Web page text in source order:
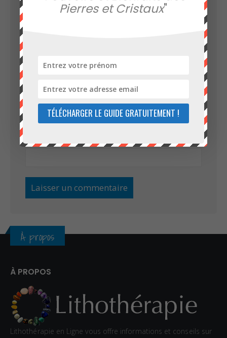
À propos
À PROPOS
Lithothérapie en Ligne vous offre informations et conseils sur
Pierres et Cristaux"
TÉLÉCHARGER LE GUIDE GRATUITEMENT !